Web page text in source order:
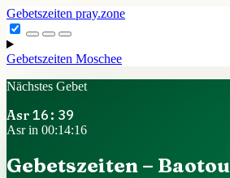
Gebetszeiten pray.zone
Gebetszeiten Moschee
Nächstes Gebet
Asr 16:39
Asr in 00:14:16
Gebetszeiten – Baotou